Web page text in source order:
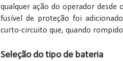
qualquer ação do operador desde
fusível de proteção foi
curto-circuito que, quando
Seleção do tipo de bateria